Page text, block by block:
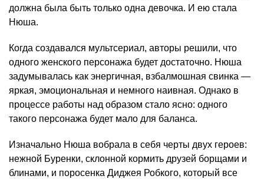
должна была быть только одна девочка. И ею стала
Нюша.
Когда создавался мультсериал, авторы решили, что
одного женского персонажа будет достаточно. Нюша
задумывалась как энергичная, взбалмошная свинка —
яркая, эмоциональная и немного наивная. Однако в
процессе работы над образом стало ясно: одного
такого персонажа будет мало для баланса.
Изначально Нюша вобрала в себя черты двух героев:
нежной Буренки, склонной кормить друзей борщами и
блинами, и поросенка Диджея Робкого, который все